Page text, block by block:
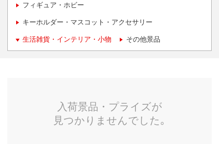
フィギュア・ホビー
キーホルダー・マスコット・アクセサリー
生活雑貨・インテリア・小物 その他景品